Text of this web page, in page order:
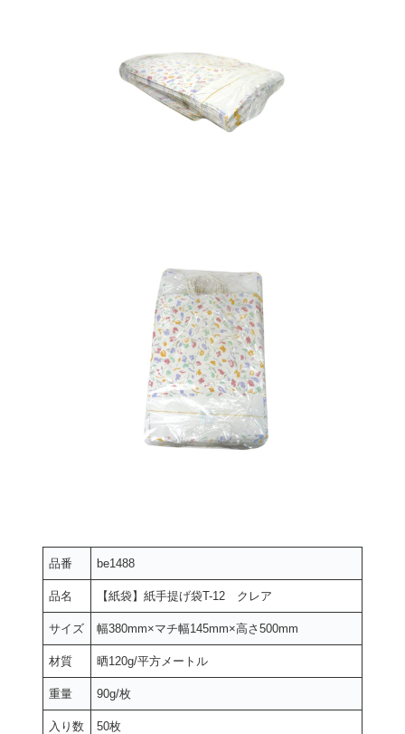
品番 be1488
品名 【紙袋】紙手提げ袋T-12 クレア
サイズ 幅380mm×マチ幅145mm×高さ500mm
材質 晒120g/平方メートル
重量 90g/枚
入り数 50枚